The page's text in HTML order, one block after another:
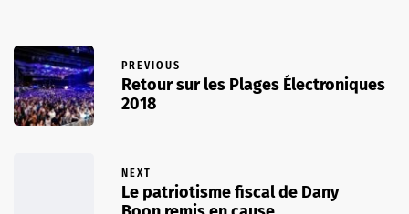
PREVIOUS
Retour sur les Plages Électroniques
2018
NEXT
Le patriotisme fiscal de Dany